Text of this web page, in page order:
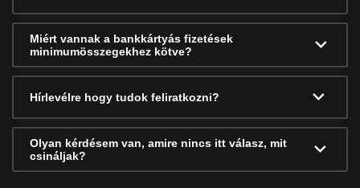
Miért vannak a bankkártyás fizetések
minimumösszegekhez kötve?
Hírlevélre hogy tudok feliratkozni?
Olyan kérdésem van, amire nincs itt válasz, mit
csináljak?